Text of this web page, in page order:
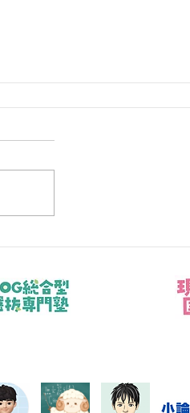
クーラー病（冷房病）とは？
原因と今日からできる対策8
選